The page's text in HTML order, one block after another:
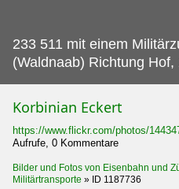
233 511 mit einem
(Waldnaab) Richtung Hof,
Korbinian Eckert
https://www.flickr.com/photos/
Aufrufe, 0 Kommentare
Bilder und Fotos von Eisenbahn und
Militärtransporte » ID 1187736